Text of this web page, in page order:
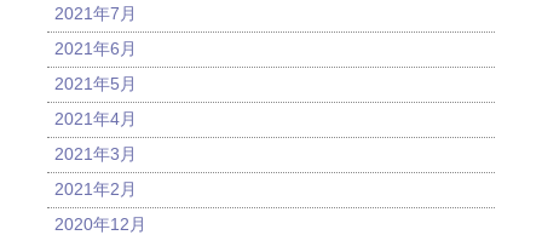
2021年7月
2021年6月
2021年5月
2021年4月
2021年3月
2021年2月
2020年12月